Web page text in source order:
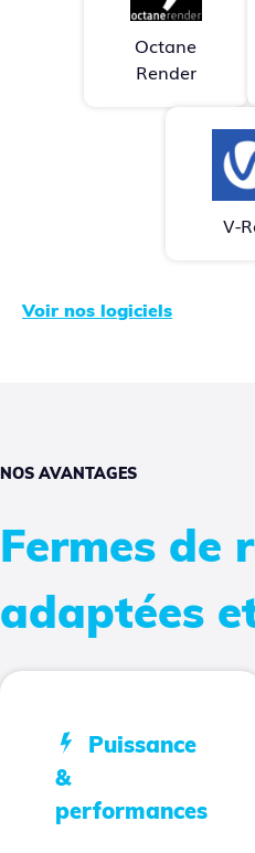
Octane
Render
V-
Voir nos logiciels
NOS AVANTAGES
Fermes de
adaptées
Puissance
&
performances